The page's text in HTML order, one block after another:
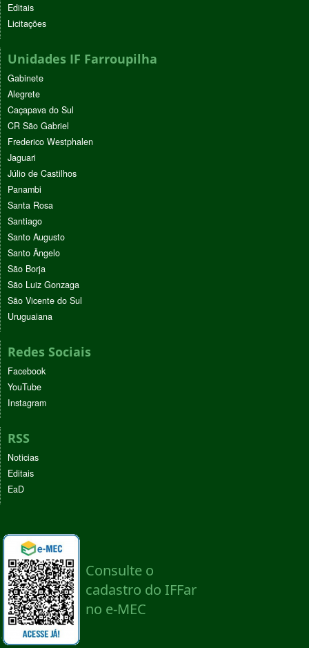
Editais
Licitações
Unidades IF Farroupilha
Gabinete
Alegrete
Caçapava do Sul
CR São Gabriel
Frederico Westphalen
Jaguari
Júlio de Castilhos
Panambi
Santa Rosa
Santiago
Santo Augusto
Santo Ângelo
São Borja
São Luiz Gonzaga
São Vicente do Sul
Uruguaiana
Redes Sociais
Facebook
YouTube
Instagram
RSS
Noticias
Editais
EaD